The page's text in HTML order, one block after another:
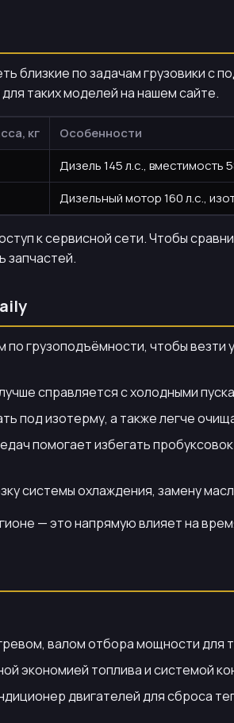
близкие по задачам грузовики с
таких моделей на нашем сайте.
кг
Особенности
Дизель 145 л.с., вместимость
Дизельный мотор 160 л.с.,
к сервисной сети. Чтобы
запчастей.
по грузоподъёмности, чтобы
справляется с холодными
под изотерму, а также легче
помогает избегать
системы охлаждения, замену
— это напрямую влияет на
валом отбора мощности для
экономией топлива и системой
двигателей для сброса